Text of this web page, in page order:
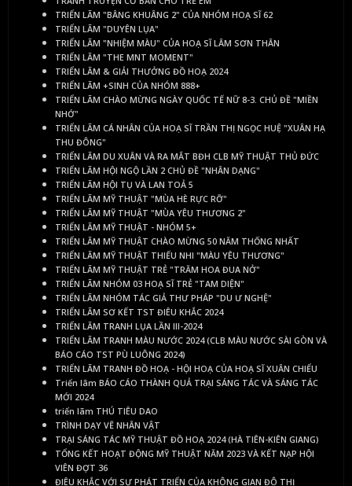
TRIỂN LÃM "BÂNG KHUÂNG 2" CỦA NHÓM HOẠ SĨ 62
TRIỂN LÃM "DUYÊN LỤA"
TRIỂN LÃM "NHIỆM MÀU" CỦA HOẠ SĨ LÂM SƠN THÂN
TRIỂN LÃM "THE MNT MOMENT"
TRIỂN LÃM & GIẢI THƯỞNG ĐỒ HOẠ 2024
TRIỂN LÃM +SINH CỦA NHÓM 888+
TRIỂN LÃM CHÀO MỪNG NGÀY QUỐC TẾ NỮ 8-3. CHỦ ĐỀ "MIỀN
NHỚ"
TRIỂN LÃM CÁ NHÂN CỦA HOẠ SĨ TRẦN THỊ NGỌC HUỆ "XUÂN HẠ
THU ĐÔNG"
TRIỂN LÃM DU XUÂN VÀ RA MẮT BĐH CLB MỸ THUẬT THỦ ĐỨC
TRIỂN LÃM HỘI NGỘ LẦN 2 CHỦ ĐỀ "NHÂN DẠNG"
TRIỂN LÃM HỘI TỤ VÀ LAN TOẢ 5
TRIỂN LÃM MỸ THUẬT "MÙA HÈ RỰC RỠ"
TRIỂN LÃM MỸ THUẬT "MÙA YÊU THƯƠNG 2"
TRIỂN LÃM MỸ THUẬT - NHÓM 5+
TRIỂN LÃM MỸ THUẬT CHÀO MỪNG 50 NĂM THỐNG NHẤT
TRIỂN LÃM MỸ THUẬT THIẾU NHI "MÀU YÊU THƯƠNG"
TRIỂN LÃM MỸ THUẬT TRẺ "TRĂM HOA ĐUA NỞ"
TRIỂN LÃM NHÓM 03 HOẠ SĨ TRẺ "TAM DIỆN"
TRIỂN LÃM NHÓM TÁC GIẢ THƯ PHÁP "DU Ư NGHỆ"
TRIỂN LÃM SƠ KẾT TST ĐIÊU KHẮC 2024
TRIỂN LÃM TRANH LỤA LẦN III-2024
TRIỂN LÃM TRANH MÀU NƯỚC 2024 (CLB MÀU NƯỚC SÀI GÒN VÀ
BÁO CÁO TST PÙ LUÔNG 2024)
TRIỂN LÃM TRANH ĐỒ HOẠ - HỘI HOẠ CỦA HOẠ SĨ XUÂN CHIỂU
Triển lãm BÁO CÁO THÀNH QUẢ TRẠI SÁNG TÁC VÀ SÁNG TÁC
MỚI 2024
triển lãm THÚ TIÊU DAO
TRÌNH DẠY VẼ NHÂN VẬT
TRẠI SÁNG TÁC MỸ THUẬT ĐỒ HOẠ 2024 (HÀ TIÊN-KIÊN GIANG)
TỔNG KẾT HOẠT ĐỘNG MỸ THUẬT NĂM 2023 VÀ KẾT NẠP HỘI
VIÊN ĐỢT 36
ĐIÊU KHẮC VỚI SỰ PHÁT TRIỂN CỦA KHÔNG GIAN ĐÔ THỊ